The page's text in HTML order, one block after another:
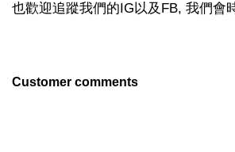
也歡迎追蹤我們的IG以及FB, 我們會
Customer comments